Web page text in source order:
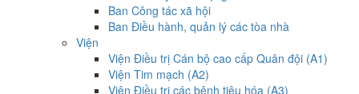
Ban Công tác xã hội
Ban Điều hành, quản lý các tòa nhà
Viện
Viện Điều trị Cán bộ cao cấp Quân đội (A1)
Viện Tim mạch (A2)
Viện Điều trị các bệnh tiêu hóa (A3)